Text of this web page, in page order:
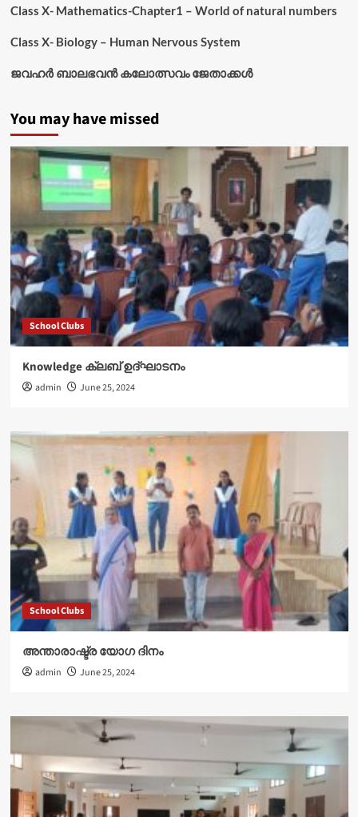
Class X- Mathematics-Chapter1 – World of natural numbers
Class X- Biology – Human Nervous System
ജവഹർ ബാലഭവൻ കലോത്സവം ജേതാക്കൾ
You may have missed
School Clubs
Knowledge ക്ലബ് ഉദ്‌ഘാടനം
admin June 25, 2024
School Clubs
അന്താരാഷ്ട്ര യോഗ ദിനം
admin June 25, 2024